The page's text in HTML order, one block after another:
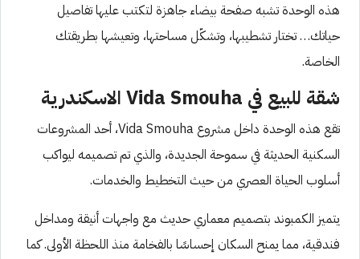
هذه الوحدة تشبه صفحة بيضاء جاهزة لتكتب عليها تفاصيل
حياتك… تختار تشطيبها، وتشكّل مساحتها، وتعيشها بطريقتك
الخاصة.
شقة للبيع في Vida Smouha الاسكندرية
تقع هذه الوحدة داخل مشروع Vida Smouha، أحد المشروعات
السكنية الحديثة في سموحة الجديدة، والذي تم تصميمه ليواكب
أسلوب الحياة العصري من حيث التخطيط والخدمات.
يتميز الكمبوند بتصميم معماري حديث مع واجهات أنيقة ومداخل
فندقية، مما يمنح السكان إحساسًا بالفخامة منذ اللحظة الأولى. كما